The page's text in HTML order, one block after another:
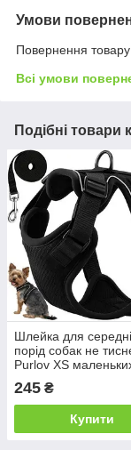
Умови
Повернення
Всі умови
Подібні товари
Шлейка для
порід собак не
Purlov XS
повідець 150 см
245 ₴
Купити